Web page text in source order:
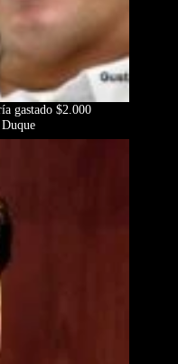
gastado $2.000